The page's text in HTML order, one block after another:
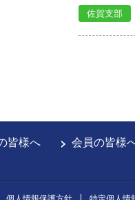
佐賀支部
皆様へ 会員の皆様